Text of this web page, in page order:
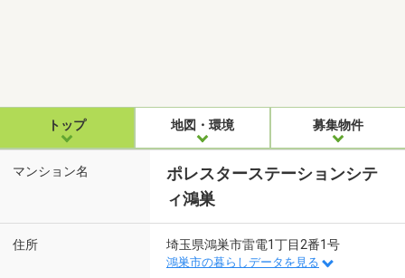
トップ 地図・環境 募集物件
マンション名
ポレスターステーションシテ
ィ鴻巣
住所 埼玉県鴻巣市雷電1丁目2番1号
鴻巣市の暮らしデータを見る